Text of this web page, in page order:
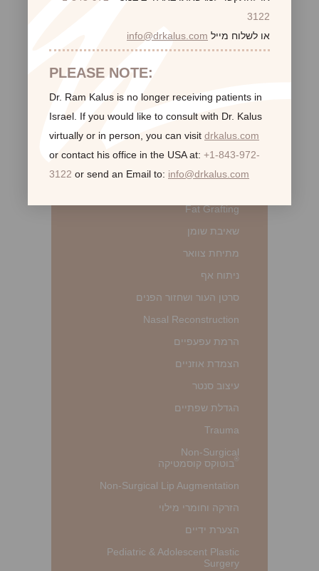
מאמי מייקאובר
הקטנת הפות
שחזור צלקות
Face
Fat Grafting
שאיבת שומן
מתיחת צוואר
ניתוח אף
סרטן העור ושחזור הפנים
Nasal Reconstruction
הרמת עפעפיים
הצמדת אוזניים
עיצוב סנטר
הגדלת שפתיים
Trauma
Non-Surgical
® בוטוקס קוסמטיקה
Non-Surgical Lip Augmentation
הזרקה וחומרי מילוי
הצערת ידיים
Pediatric & Adolescent Plastic
Surgery
3122
או לשלוח מייל info@drkalus.com
PLEASE NOTE:
Dr. Ram Kalus is no longer receiving patients in
Israel. If you would like to consult with Dr. Kalus
virtually or in person, you can visit drkalus.com
or contact his office in the USA at: +1-843-972-
3122 or send an Email to: info@drkalus.com